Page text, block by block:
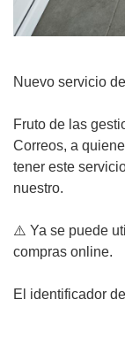
Nuevo servicio
Fruto de las
Correos, a
tener este
nuestro.
⚠️ Ya se puede
compras online.
El identificador